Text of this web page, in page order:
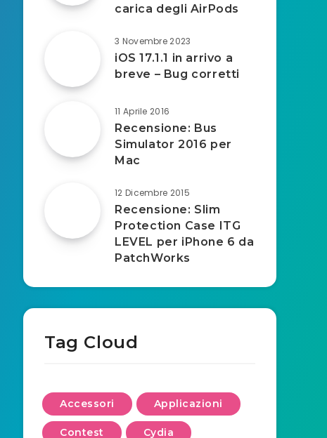
carica degli AirPods
3 Novembre 2023
iOS 17.1.1 in arrivo a
breve – Bug corretti
11 Aprile 2016
Recensione: Bus
Simulator 2016 per
Mac
12 Dicembre 2015
Recensione: Slim
Protection Case ITG
LEVEL per iPhone 6 da
PatchWorks
Tag Cloud
Accessori Applicazioni
Contest Cydia